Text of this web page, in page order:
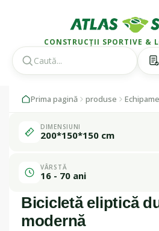
CONSTRUCȚII SPORTIVE &
Prima pagină produse
Fabricat în
România
DIMENSIUNI
200*150*150 cm
VÂRSTĂ
16 - 70 ani
Bicicletă eliptică
modernă